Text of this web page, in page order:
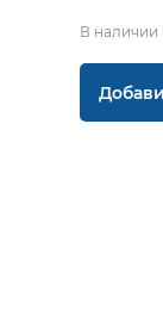
В наличии